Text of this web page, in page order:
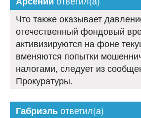
Что также оказывает
отечественный фондовый
активизируются на фоне
вменяются попытки
налогами, следует из
Прокуратуры.
Габриэльответил(а)